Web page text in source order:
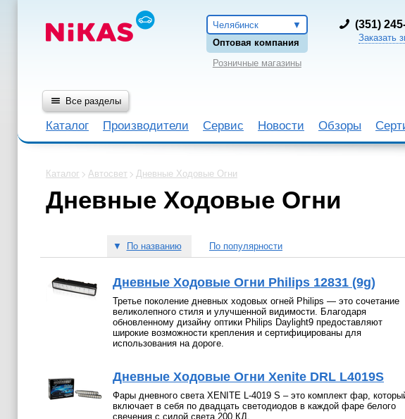
Челябинск
Оптовая компания
Розничные магазины
(351)
Заказать
Все разделы
Каталог Производители Сервис Новости Обзоры
Каталог Автосвет Дневные Ходовые Огни
Дневные Ходовые Огни
▼ По названию По популярности
Дневные Ходовые Огни Philips 12831 (9g)
Третье поколение дневных ходовых огней Philips — это сочетание
великолепного стиля и улучшенной видимости. Благодаря
обновленному дизайну оптики Philips Daylight9 предоставляют
широкие возможности крепления и сертифицированы для
использования на дороге.
Дневные Ходовые Огни Xenite DRL L4019S
Фары дневного света XENITE L-4019 S – это комплект фар,
включает в себя по двадцать светодиодов в каждой фаре белого
свечения с силой света 200 КД.